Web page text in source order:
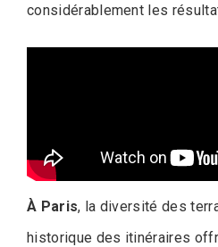
considérablement les
À Paris, la diversité des
historique des itinéraires